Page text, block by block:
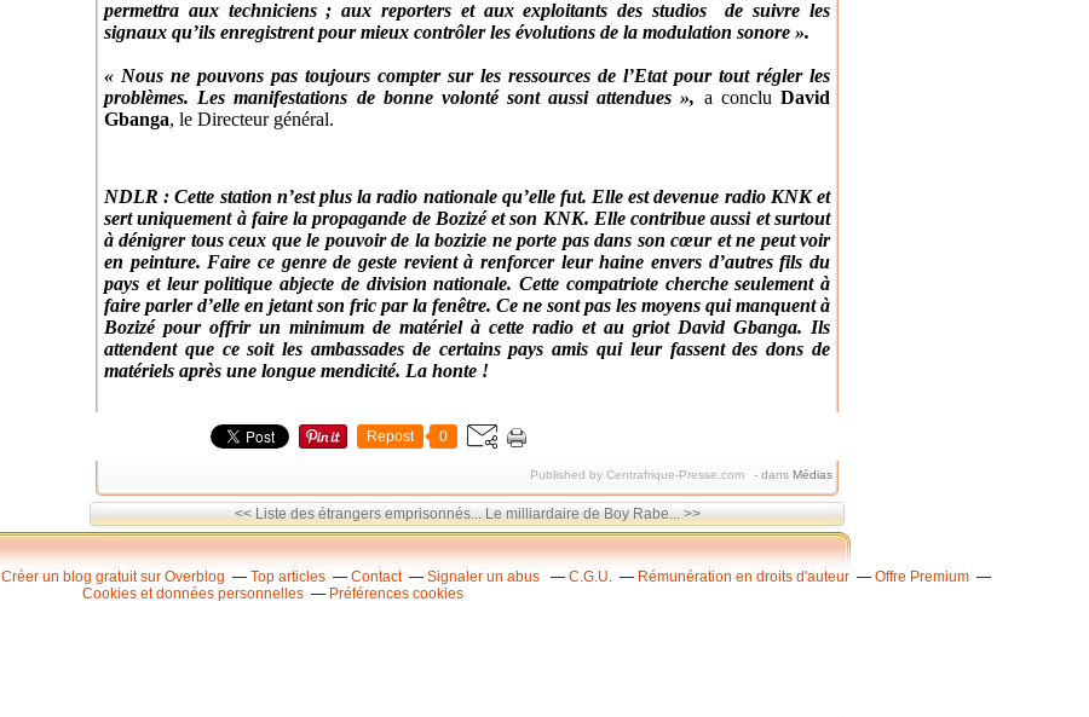
permettra aux techniciens ; aux reporters et aux exploitants des studios de suivre les
signaux qu’ils enregistrent pour mieux contrôler les évolutions de la modulation sonore ».
« Nous ne pouvons pas toujours compter sur les ressources de l’Etat pour tout régler les
problèmes. Les manifestations de bonne volonté sont aussi attendues », a conclu David
Gbanga, le Directeur général.
NDLR : Cette station n’est plus la radio nationale qu’elle fut. Elle est devenue radio KNK et
sert uniquement à faire la propagande de Bozizé et son KNK. Elle contribue aussi et surtout
à dénigrer tous ceux que le pouvoir de la bozizie ne porte pas dans son cœur et ne peut voir
en peinture. Faire ce genre de geste revient à renforcer leur haine envers d’autres fils du
pays et leur politique abjecte de division nationale. Cette compatriote cherche seulement à
faire parler d’elle en jetant son fric par la fenêtre. Ce ne sont pas les moyens qui manquent à
Bozizé pour offrir un minimum de matériel à cette radio et au griot David Gbanga. Ils
attendent que ce soit les ambassades de certains pays amis qui leur fassent des dons de
matériels après une longue mendicité. La honte !
Repost 0
Published by Centrafrique-Presse.com - dans Médias
<< Liste des étrangers emprisonnés... Le milliardaire de Boy Rabe... >>
Créer un blog gratuit sur Overblog Top articles Contact Signaler un abus C.G.U. Rémunération en droits d'auteur
Offre Premium
Cookies et données personnelles
Préférences cookies